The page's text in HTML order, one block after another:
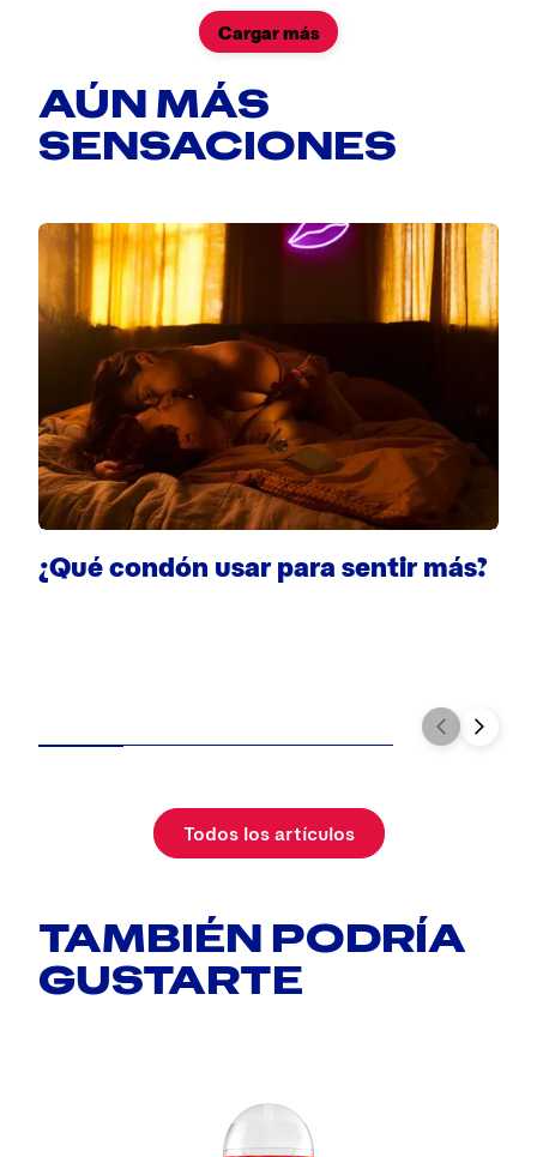
Cargar más
AÚN MÁS
SENSACIONES
¿Qué condón usar para sentir más?
Todos los artículos
TAMBIÉN PODRÍA
GUSTARTE